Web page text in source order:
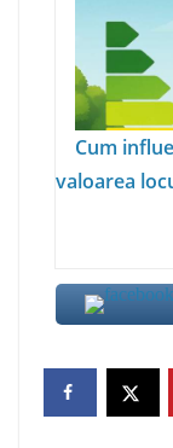
Cum
valoarea